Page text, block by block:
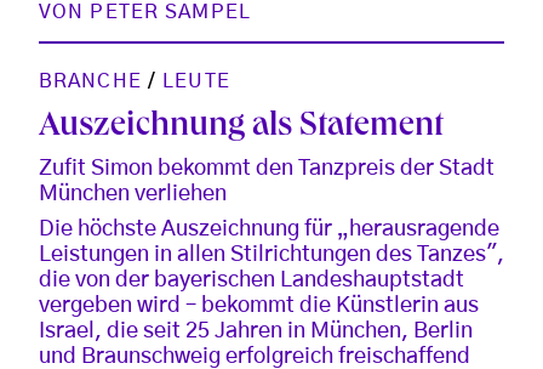
VON
PETER SAMPEL
BRANCHE / LEUTE
Auszeichnung als Statement
Zufit Simon bekommt den Tanzpreis der Stadt
München verliehen
Die höchste Auszeichnung für „herausragende
Leistungen in allen Stilrichtungen des Tanzes",
die von der bayerischen Landeshauptstadt
vergeben wird – bekommt die Künstlerin aus
Israel, die seit 25 Jahren in München, Berlin
und Braunschweig erfolgreich freischaffend